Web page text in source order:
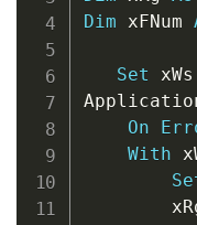
Dim xFNum
Set xWs
On
With